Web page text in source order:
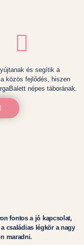
és segítik a
közös fejlődés, hiszen
népes táborának.
fontos a jó kapcsolat,
családias légkör a nagy
maradni.